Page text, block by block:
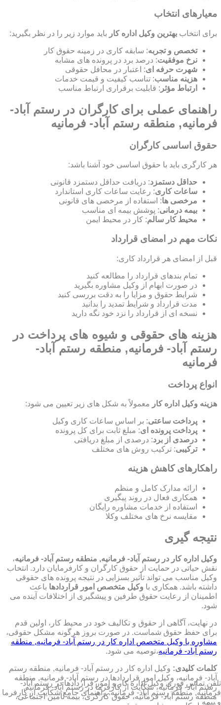
معیارهای انتخاب
برای انتخاب بهترین وکیل اداره کار باید موارد زیر را در نظر بگیرید:
تخصص و تجربه: سابقه کاری در زمینه حقوق کار
نرخ موفقیت: درصد برد در پرونده های مشابه
شهرت حرفه ای: اعتبار در محافل حقوقی
هزینه مناسب: تناسب کیفیت و قیمت خدمات
ارتباط مؤثر : قابلیت برقراری ارتباط مناسب
راهنمای عملی برای کارگران در رستم آباد-
فرمانیه, منطقه رستم آباد- فرمانیه
حقوق اساسی کارگران
هر کارگری باید با حقوق اساسی خود آشنا باشد:
حداقل دستمزد: دریافت حداقل دستمزد قانونی
ساعات کاری: رعایت ساعات کاری استاندارد
مرخصی ها: استفاده از مرخصی های قانونی
بیمه درمانی: پوشش بیمه ای مناسب
محیط کار سالم: کار در محیط ایمن
نکات مهم در امضای قرارداد
قبل از امضای هر قرارداد کاری:
تمام بندهای قرارداد را مطالعه کنید
در صورت ابهام از وکیل مشاوره بگیرید
شرایط حقوق و مزایا را به دقت بررسی کنید
مدت قرارداد و شرایط تمدید را بدانید
نسخه ای از قرارداد را نزد خود نگه دارید
هزینه های حقوقی و شیوه های پرداخت در
رستم آباد- فرمانیه, منطقه رستم آباد-
فرمانیه
انواع پرداخت
هزینه وکیل اداره کار معمولاً به شکل های زیر تعیین می شود:
پرداخت ساعتی: بر اساس ساعات کاری وکیل
پرداخت پرونده ای: مبلغ ثابت برای کل پرونده
درصدی از برد: درصدی از مبلغ دریافتی
ترکیبی: ترکیب روش های مختلف
راهکارهای کاهش هزینه
ارائه مدارک کامل و منظم
همکاری فعال در روند پیگیری
استفاده از خدمات مشاوره رایگان
مقایسه نرخ های مختلف وکلا
نتیجه گیری
وکیل اداره کار در رستم آباد- فرمانیه, منطقه رستم آباد- فرمانیه،
نقش حیاتی در حمایت از حقوق کارگران و کارفرمایان دارد. انتخاب
وکیل مناسب می تواند تأثیر بسزایی در نتیجه پرونده های حقوقی
داشته باشد. همکاری با وکیل متخصص امور قراردادها باعث
اطمینان از رعایت حقوق طرفین و پیشگیری از اختلافات آینده می
شود.
در نهایت، آگاهی از حقوق و تکالیف خود در محیط کار، اولین قدم
برای حفظ حقوق شماست. در صورت بروز هرگونه مشکل حقوقی،
مشاوره با وکیل متخصص اداره کار در رستم آباد- فرمانیه, منطقه
رستم آباد- فرمانیه،توصیه می شود.
کلمات کلیدی: وکیل اداره کار در رستم آباد- فرمانیه, منطقه رستم
آباد- فرمانیه، وکیل امور قراردادها در رستم آباد- فرمانیه, منطقه
رستم آباد- فرمانیه، شکایت از کارفرما در رستم آباد- فرمانیه,
منطقه رستم آباد- فرمانیه، حقوق کارگری، بیمه تأمین اجتماعی،
تلفن تماس فوریوکیل اداره کار و امور قراردادها در رستم آباد-
فرمانیه, منطقه رستم آباد- فرمانیه: راهنمای جامع شکایت از کارفرما
و بیمه